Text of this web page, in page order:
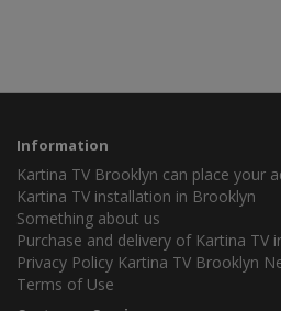
Information
Kartina TV Brooklyn can place your
Kartina TV installation in Brooklyn
Something about us
Purchase and delivery of Kartina TV
Privacy Policy Kartina TV Brooklyn
Terms of Use